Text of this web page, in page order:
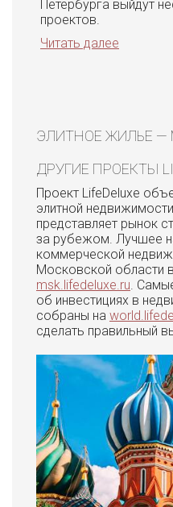
Петербурга выйдут
проектов.
Читать далее
ЭЛИТНОЕ ЖИЛЬЕ —
ДРУГИЕ ПРОЕКТЫ
Проект LifeDeluxe
элитной
представляет рынок
за рубежом. Лучшее
коммерческой
Московской области
msk.lifedeluxe.ru .
об инвестициях в
собраны на
сделать правильный